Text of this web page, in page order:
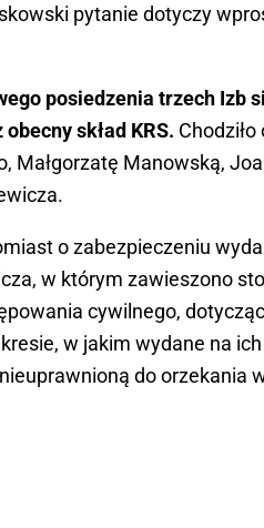
pytanie dotyczy
posiedzenia trzech Izb
skład KRS.
Małgorzatę Manowską,
o zabezpieczeniu
w którym zawieszono
cywilnego,
w jakim wydane na
do orzekania